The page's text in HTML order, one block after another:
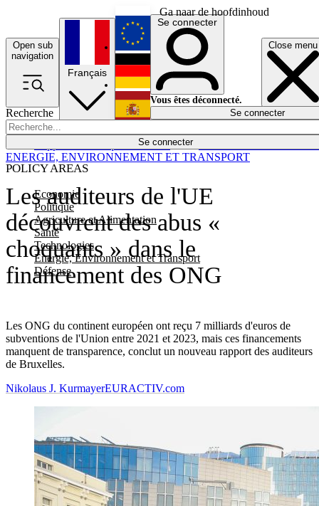
Ga naar de hoofdinhoud
Open sub
navigation
Close menu
Recherche
Se connecter
POLICY AREAS
Economie
Politique
Agriculture et Alimentation
Santé
Technologies
Energie, Environnement et Transport
Défense
Économie
Français
English
Deutsch
Español
Se connecter
Vous êtes déconnecté.
Se connecter
Les auditeurs de l'UE
découvrent des abus «
choquants » dans le
financement des ONG
Les ONG du continent européen ont reçu 7 milliards d'euros de
subventions de l'Union entre 2021 et 2023, mais ces financements
manquent de transparence, conclut un nouveau rapport des auditeurs
de Bruxelles.
ENERGIE, ENVIRONNEMENT ET TRANSPORT
Nikolaus J. KurmayerEURACTIV.com